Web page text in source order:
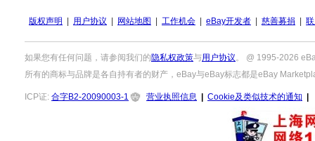
版权声明 用户协议 网站地图 工作机会 eBay开发者 慈善募捐
如果您有任何问题，请参阅我们的隐私权政策与用户协议。 @ 1995-2026
所有的商标与品牌是各自持有者的财产，eBay与eBay标志都是eBay
ICP证: 合字B2-20090003-1 营业执照信息 Cookie及类似技术的通知